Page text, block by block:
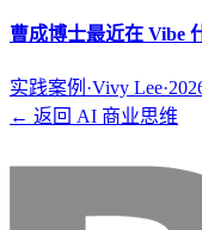
曹成博士最近在 Vibe
实践案例 ·Vivy Lee·
← 返回 AI 商业思维